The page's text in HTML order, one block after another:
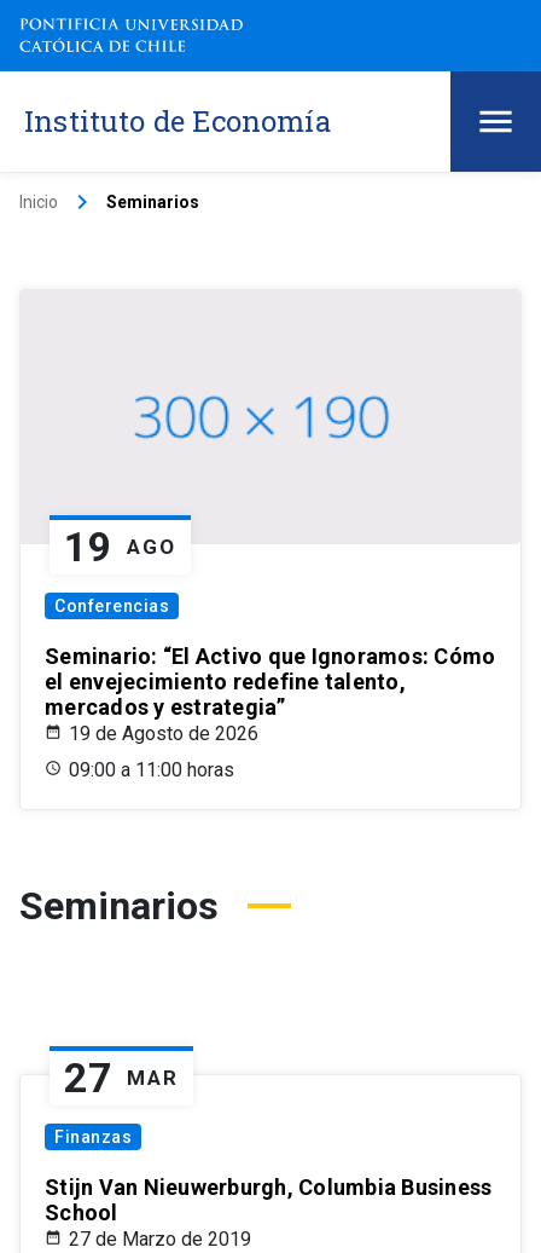
Instituto de Economía
Inicio keyboard_arrow_right Seminarios
19 AGO
Conferencias
Seminario: “El Activo que Ignoramos: Cómo
el envejecimiento redefine talento,
mercados y estrategia”
19 de Agosto de 2026
09:00 a 11:00 horas
Seminarios
27 MAR
Finanzas
Stijn Van Nieuwerburgh, Columbia Business
School
27 de Marzo de 2019